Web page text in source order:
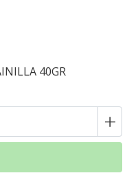
40GR
+